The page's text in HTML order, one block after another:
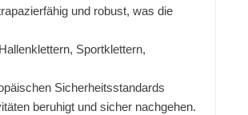
und robust, was die
Sportklettern,
Sicherheitsstandards
beruhigt und sicher nachgehen.